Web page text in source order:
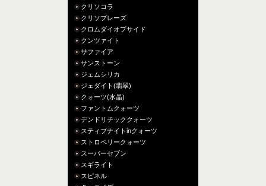
クリソコラ
クリソプレーズ
クロムダイオプサイド
クンツァイト
サファイア
サンストーン
ジェムシリカ
ジェダイト(翡翠)
クォーツ(水晶)
ファントムクォーツ
デンドリチッククォーツ
スティブナイトinクォーツ
ストロベリークォーツ
スーパーセブン
スギライト
スピネル